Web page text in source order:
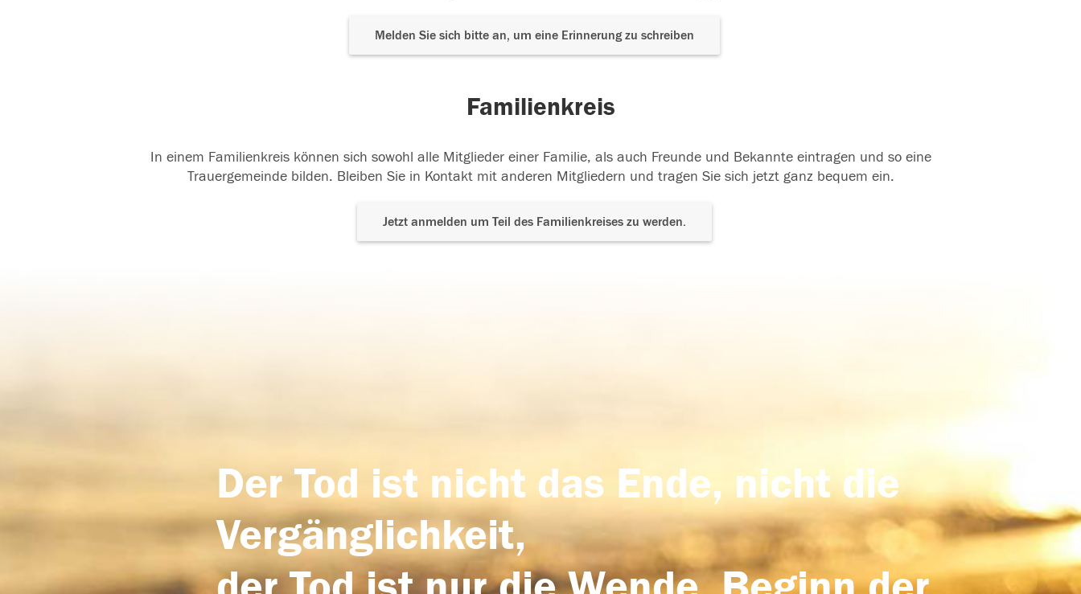
Melden Sie sich bitte an, um eine Erinnerung zu schreiben
Familienkreis
In einem Familienkreis können sich sowohl alle Mitglieder einer Familie, als auch Freunde und Bekannte eintragen und so eine
Trauergemeinde bilden. Bleiben Sie in Kontakt mit anderen Mitgliedern und tragen Sie sich jetzt ganz bequem ein.
Jetzt anmelden um Teil des Familienkreises zu werden.
Der Tod ist nicht das Ende, nicht die
Vergänglichkeit,